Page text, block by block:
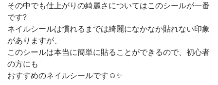
その中でも仕上がりの綺麗さについてはこのシールが一番
です?
ネイルシールは慣れるまでは綺麗になかなか貼れない印象
がありますが、
このシールは本当に簡単に貼ることができるので、初心者
の方にも
おすすめのネイルシールです☺️✨